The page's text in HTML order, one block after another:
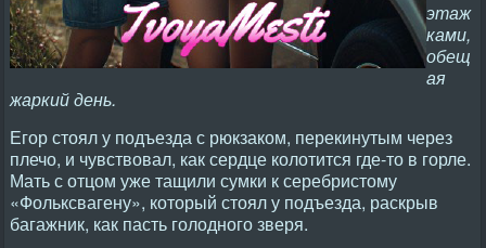
этаж
ками,
обещ
ая
жаркий день.
Егор стоял у подъезда с рюкзаком, перекинутым через
плечо, и чувствовал, как сердце колотится где-то в горле.
Мать с отцом уже тащили сумки к серебристому
«Фольксвагену», который стоял у подъезда, раскрыв
багажник, как пасть голодного зверя.